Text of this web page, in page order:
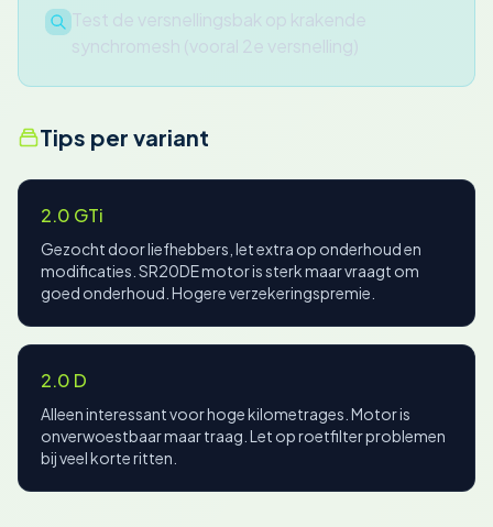
Test de versnellingsbak op krakende
synchromesh (vooral 2e versnelling)
Tips per variant
2.0 GTi
Gezocht door liefhebbers, let extra op onderhoud en
modificaties. SR20DE motor is sterk maar vraagt om
goed onderhoud. Hogere verzekeringspremie.
2.0 D
Alleen interessant voor hoge kilometrages. Motor is
onverwoestbaar maar traag. Let op roetfilter problemen
bij veel korte ritten.